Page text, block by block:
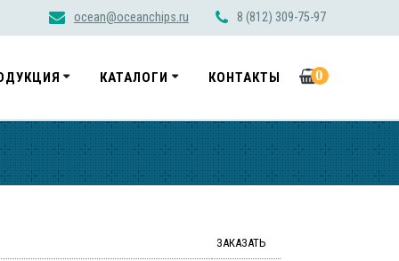
ocean@oceanchips.ru 8 (812) 309-75-97
КАТАЛОГИ КОНТАКТЫ 0
ЗАКАЗАТЬ